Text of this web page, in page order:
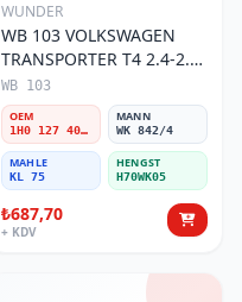
WUNDER
WB 103 VOLKSWAGEN
TRANSPORTER T4 2.4-2.5
MOTOR- CADDY E.M 1H0
127 401 C Yakıt/Mazot
Filtresi
WB 103
OEM
1H0 127 401 C
MANN
WK 842/4
MAHLE
KL 75
HENGST
H70WK05
₺687,70
+ KDV